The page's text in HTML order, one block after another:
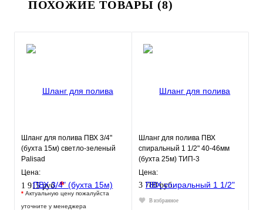
ПОХОЖИЕ ТОВАРЫ (8)
Шланг для полива ПВХ 3/4"
(бухта 15м) светло-зеленый
Palisad
Цена:
1 915 руб.*
* Актуальную цену пожалуйста
уточните у менеджера
Шланг для полива ПВХ
спиральный 1 1/2" 40-46мм
(бухта 25м) ТИП-3
слабонапорный
морозостойкий
Цена:
3 780 руб.
В избранное